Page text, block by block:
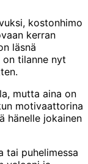
kostonhimo
kerran
läsnä
on tilanne nyt
mutta aina on
motivaattorina
hänelle jokainen
tai puhelimessa